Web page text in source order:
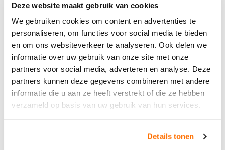
Deze website maakt gebruik van cookies
We gebruiken cookies om content en advertenties te
personaliseren, om functies voor social media te bieden
en om ons websiteverkeer te analyseren. Ook delen we
informatie over uw gebruik van onze site met onze
partners voor social media, adverteren en analyse. Deze
partners kunnen deze gegevens combineren met andere
informatie die u aan ze heeft verstrekt of die ze hebben
verzameld op basis van uw gebruik van hun services.
Details tonen
Kortom zijn er genoeg functies die resulteren in eindeloos
speelplezier. Wacht dus niet langer en haal dit product
binnen om ieder kind blij te maken!
Schaalmodel
1:16
Leeftijd
3+
Materiaal
Hoogwaardig kunststo
f
Kleur
Groen
Buitenspeelgoed
Ja
60,5 cm × 18,5 cm × 2